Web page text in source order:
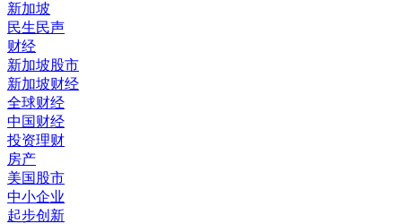
新加坡
民生民声
财经
新加坡股市
新加坡财经
全球财经
中国财经
投资理财
房产
美国股市
中小企业
起步创新